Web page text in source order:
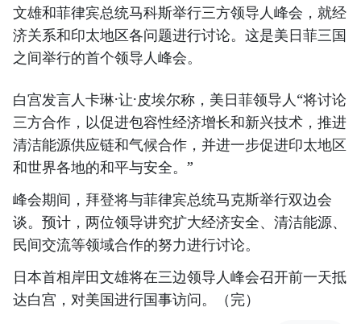
文雄和菲律宾总统马科斯举行三方领导人峰会，就经
济关系和印太地区各问题进行讨论。这是美日菲三国
之间举行的首个领导人峰会。
白宫发言人卡琳·让·皮埃尔称，美日菲领导人“将讨论
三方合作，以促进包容性经济增长和新兴技术，推进
清洁能源供应链和气候合作，并进一步促进印太地区
和世界各地的和平与安全。”
峰会期间，拜登将与菲律宾总统马克斯举行双边会
谈。预计，两位领导讲究扩大经济安全、清洁能源、
民间交流等领域合作的努力进行讨论。
日本首相岸田文雄将在三边领导人峰会召开前一天抵
达白宫，对美国进行国事访问。（完）